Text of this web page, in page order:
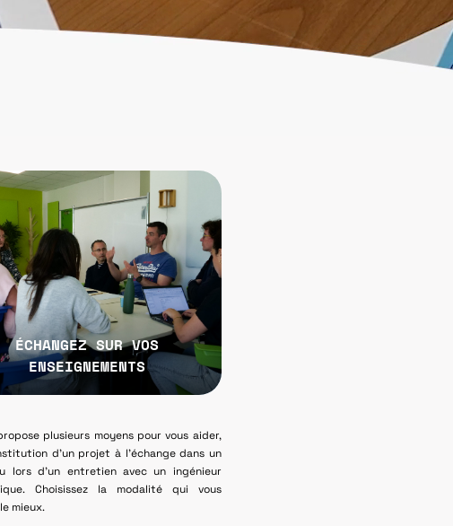
ÉCHANGEZ SUR VOS
ENSEIGNEMENTS
plusieurs moyens pour vous aider,
d’un projet à l’échange dans un
lors d’un entretien avec un ingénieur
Choisissez la modalité qui vous
mieux.